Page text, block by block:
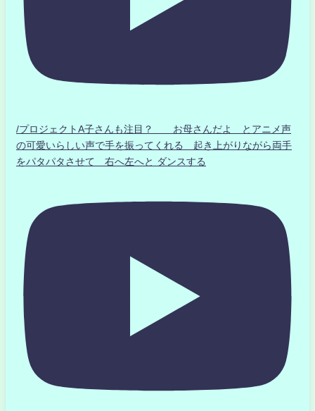
/プロジェクトA子さんも注目？ お母さんだよ とアニメ声
の可愛いらしい声で手を振ってくれる 起き上がりながら両手
をパタパタさせて 右へ左へと ダンスする